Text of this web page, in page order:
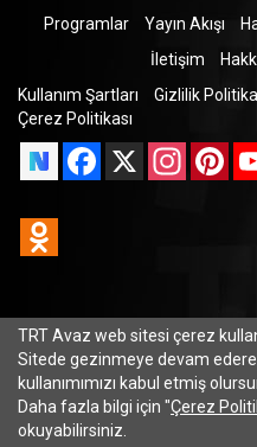
Programlar Yayın Akışı
İletişim
Kullanım Şartları
Gizlilik
Çerez Politikası
Facebook
X
TRT Avaz web sitesi çerez
Sitede gezinmeye devam
kullanımımızı kabul etmiş
Daha fazla bilgi için "Çerez
okuyabilirsiniz.